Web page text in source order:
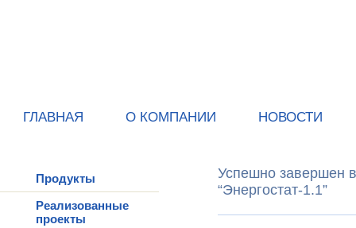
ГЛАВНАЯ О КОМПАНИИ НОВОСТИ
Продукты
Реализованные
проекты
Успешно завершен
“Энергостат-1.1”